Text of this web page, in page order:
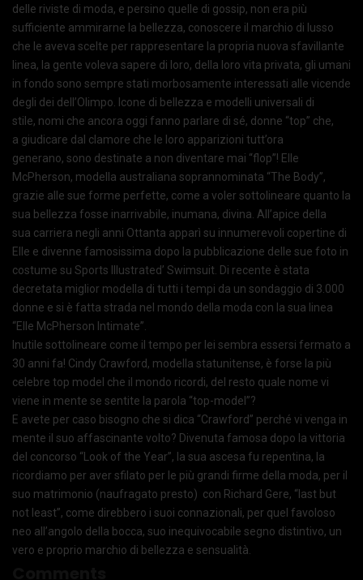
delle riviste di moda, e persino quelle di gossip, non era più
sufficiente ammirarne la bellezza, conoscere il marchio di lusso
che le aveva scelte per rappresentare la propria nuova sfavillante
linea, la gente voleva sapere di loro, della loro vita privata, gli umani
in fondo sono sempre stati morbosamente interessati alle vicende
degli dei dell’Olimpo. Icone di bellezza e modelli universali di
stile, nomi che ancora oggi fanno parlare di sé, donne “top” che,
a giudicare dal clamore che le loro apparizioni tutt’ora
generano, sono destinate a non diventare mai “flop”! Elle
McPherson, modella australiana soprannominata “The Body”,
grazie alle sue forme perfette, come a voler sottolineare quanto la
sua bellezza fosse inarrivabile, inumana, divina. All’apice della
sua carriera negli anni Ottanta apparì su innumerevoli copertine di
Elle e divenne famosissima dopo la pubblicazione delle sue foto in
costume su Sports Illustrated’ Swimsuit. Di recente è stata
decretata miglior modella di tutti i tempi da un sondaggio di 3.000
donne e si è fatta strada nel mondo della moda con la sua linea
“Elle McPherson Intimate”.
Inutile sottolineare come il tempo per lei sembra essersi fermato a
30 anni fa! Cindy Crawford, modella statunitense, è forse la più
celebre top model che il mondo ricordi, del resto quale nome vi
viene in mente se sentite la parola “top-model”?
E avete per caso bisogno che si dica “Crawford” perché vi venga in
mente il suo affascinante volto? Divenuta famosa dopo la vittoria
del concorso “Look of the Year”, la sua ascesa fu repentina, la
ricordiamo per aver sfilato per le più grandi firme della moda, per il
suo matrimonio (naufragato presto) con Richard Gere, “last but
not least”, come direbbero i suoi connazionali, per quel favoloso
neo all’angolo della bocca, suo inequivocabile segno distintivo, un
vero e proprio marchio di bellezza e sensualità.